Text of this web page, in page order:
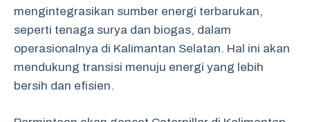
mengintegrasikan sumber energi terbarukan,
seperti tenaga surya dan biogas, dalam
operasionalnya di Kalimantan Selatan. Hal ini akan
mendukung transisi menuju energi yang lebih
bersih dan efisien.